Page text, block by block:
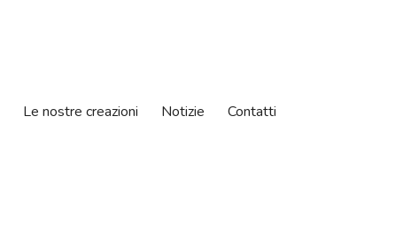
Le nostre creazioni Notizie Contatti